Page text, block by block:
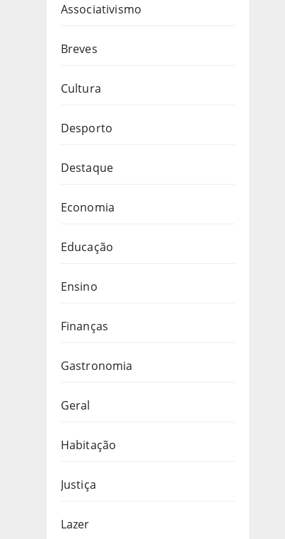
Associativismo
Breves
Cultura
Desporto
Destaque
Economia
Educação
Ensino
Finanças
Gastronomia
Geral
Habitação
Justiça
Lazer